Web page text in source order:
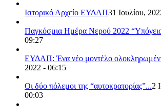
Ιστορικό Αρχείο ΕΥΔΑΠ31 Ιουλίου,
Παγκόσμια Ημέρα Νερού 2022
09:27
ΕΥΔΑΠ: Ένα νέο μοντέλο
2022 - 06:15
Οι δύο πόλεμοι της “αυτοκρατορίας”...2
00:03